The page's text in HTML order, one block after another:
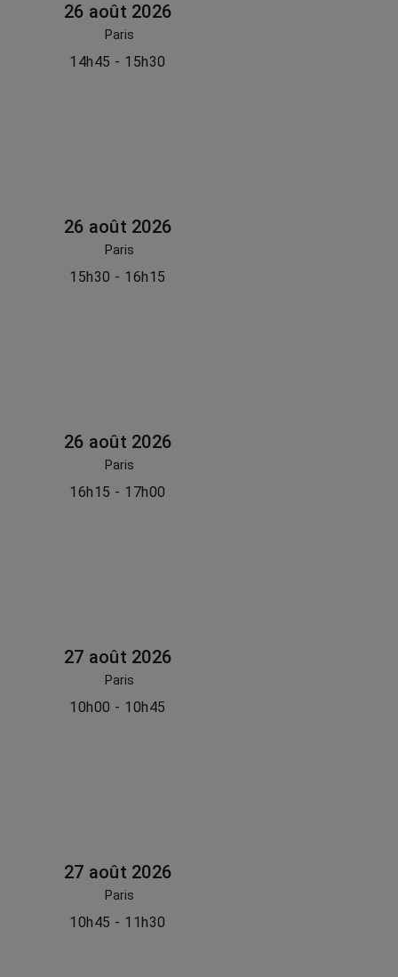
26 août 2026
Paris
14h45 - 15h30
26 août 2026
Paris
15h30 - 16h15
26 août 2026
Paris
16h15 - 17h00
27 août 2026
Paris
10h00 - 10h45
27 août 2026
Paris
10h45 - 11h30